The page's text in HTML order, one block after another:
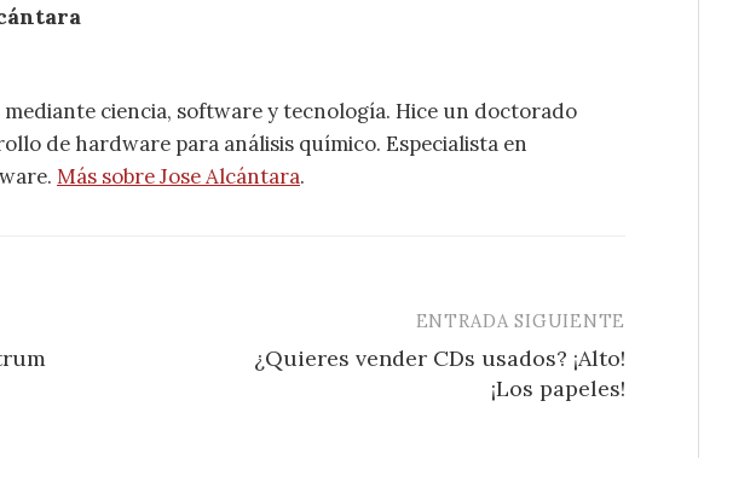
mediante ciencia, software y tecnología. Hice un doctorado
de hardware para análisis químico. Especialista en
Más sobre Jose Alcántara.
ENTRADA SIGUIENTE
¿Quieres vender CDs usados? ¡Alto!
¡Los papeles!